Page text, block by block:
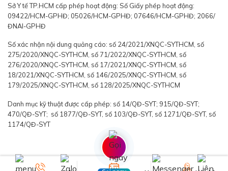
Sở Y tế TP.HCM cấp phép hoạt động: Số Giấy phép hoạt động:
09422/HCM-GPHĐ; 05026/HCM-GPHĐ; 07646/HCM-GPHĐ; 2066/
ĐNAI-GPHĐ
Số xác nhận nội dung quảng cáo: số 24/2021/XNQC-SYTHCM, số
275/2020/XNQC-SYTHCM, số 71/2022/XNQC-SYTHCM, số
276/2020/XNQC-SYTHCM, số 17/2021/XNQC-SYTHCM, số
18/2021/XNQC-SYTHCM, số 146/2025/XNQC-SYTHCM, số
179/2025/XNQC-SYTHCM, số 128/2025/XNQC-SYTHCM
Danh mục kỹ thuật được cấp phép: số 14/QĐ-SYT; 915/QĐ-SYT;
470/QĐ-SYT; số 1877/QĐ-SYT, số 103/QĐ-SYT, số 1271/QĐ-SYT, số
1174/QĐ-SYT